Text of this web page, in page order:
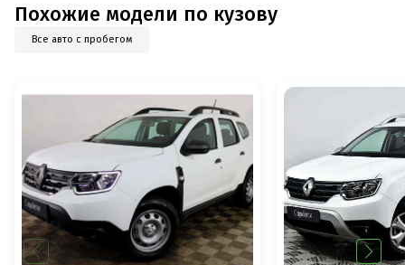
Похожие модели по кузову
Все авто с пробегом